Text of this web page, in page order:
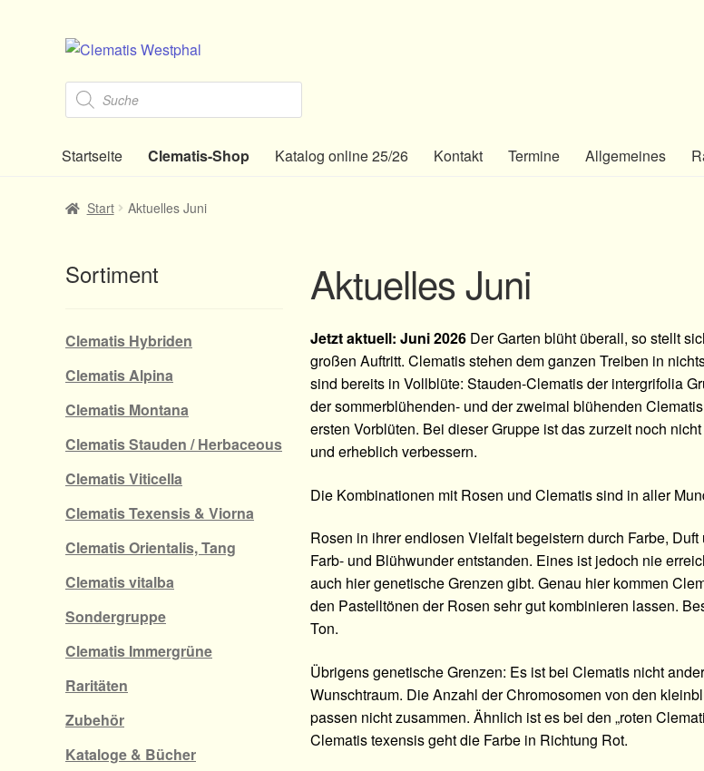
Zur
springen
Zum
springen
Products
search
Startseite Clematis-Shop Katalog online 25/26 Kontakt Termine Allgemeines
Start Aktuelles Juni
Aktuelles Juni
Jetzt aktuell: Juni 2026 Der Garten blüht überall, so stellt
großen Auftritt. Clematis stehen dem ganzen Treiben in
sind bereits in Vollblüte: Stauden-Clematis der intergrifolia
der sommerblühenden- und der zweimal blühenden
ersten Vorblüten. Bei dieser Gruppe ist das zurzeit noch
und erheblich verbessern.
Die Kombinationen mit Rosen und Clematis sind in aller
Rosen in ihrer endlosen Vielfalt begeistern durch Farbe,
Farb- und Blühwunder entstanden. Eines ist jedoch nie
auch hier genetische Grenzen gibt. Genau hier kommen
den Pastelltönen der Rosen sehr gut kombinieren lassen.
Ton.
Übrigens genetische Grenzen: Es ist bei Clematis nicht
Wunschtraum. Die Anzahl der Chromosomen von den
passen nicht zusammen. Ähnlich ist es bei den „roten
Clematis texensis geht die Farbe in Richtung Rot.
Sortiment
Clematis Hybriden
Clematis Alpina
Clematis Montana
Clematis Stauden / Herbaceous
Clematis Viticella
Clematis Texensis & Viorna
Clematis Orientalis, Tang
Clematis vitalba
Sondergruppe
Clematis Immergrüne
Raritäten
Zubehör
Kataloge & Bücher